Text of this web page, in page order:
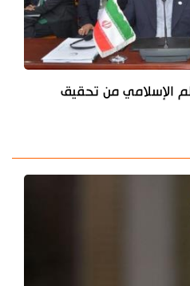
الإسلامي من تحقيق